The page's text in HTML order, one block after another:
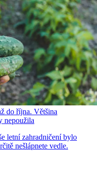
do října. Většina
nepoužila
letní zahradničení bylo
nešlápnete vedle.